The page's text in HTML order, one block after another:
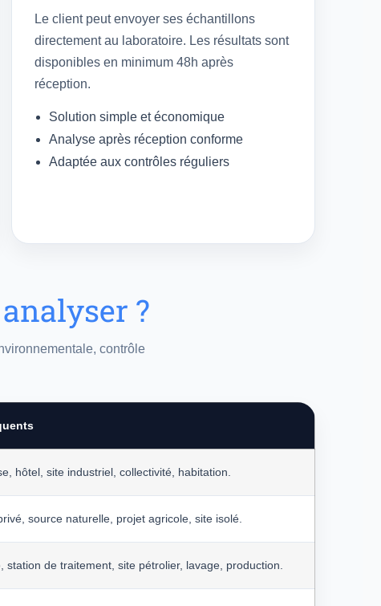
Le client peut envoyer ses échantillons
directement au laboratoire. Les résultats sont
disponibles en minimum 48h après
réception.
Solution simple et économique
Analyse après réception conforme
Adaptée aux contrôles réguliers
?
contrôle
hôtel, site industriel, collectivité, habitation.
source naturelle, projet agricole, site isolé.
station de traitement, site pétrolier, lavage, production.